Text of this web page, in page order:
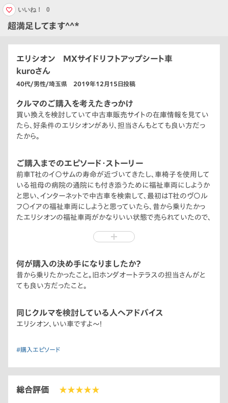
超満足してます^^*
いいね！ 0
エリシオン MXサイドリフトアップシート車
kuroさん
40代/男性/埼玉県 2019年12月15日投稿
クルマのご購入を考えたきっかけ
買い換えを検討していて中古車販売サイトの在庫情報を見てい
たら、好条件のエリシオンがあり、担当さんもとても良い方だっ
たから。
ご購入までのエピソード・ストーリー
前車T社のイ〇サムの寿命が近づいてきたし、車椅子を使用して
いる祖母の病院の通院にも付き添うために福祉車両にしようか
と思い、インターネットで中古車を検索して、最初はT社のヴ〇ル
フ〇イアの福祉車両にしようと思っていたら、昔から乗りたかっ
たエリシオンの福祉車両がかなりいい状態で売られていたので、
購入から3年目ですが、乗り心地から走りまで飽きることなく満
何が購入の決め手になりましたか？
昔から乗りたかったこと。旧ホンダオートテラスの担当さんがと
ても良い方だったこと。
同じクルマを検討している人へアドバイス
エリシオン、いい車ですよ〜！
#購入エピソード
総合評価 ★★★★★